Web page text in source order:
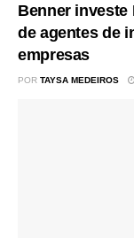
Benner investe
de agentes de
empresas
POR TAYSA MEDEIROS